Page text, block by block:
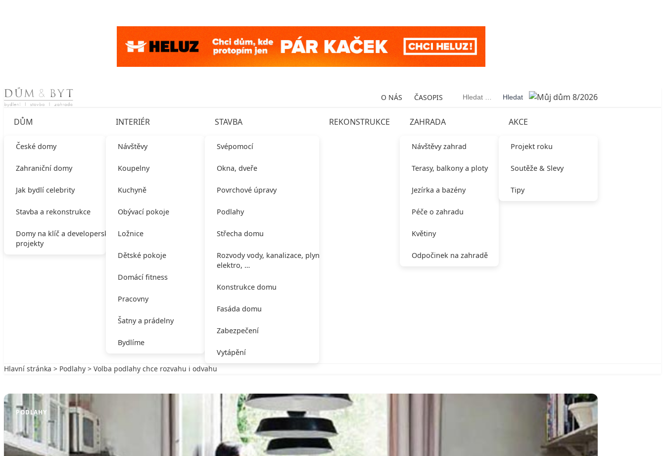
Skip to content O NÁS ČASOPIS Vyhledávání
DŮM
České domy
Zahraniční domy
Jak bydlí celebrity
Stavba a rekonstrukce
Domy na klíč a developerské
projekty
INTERIÉR
Návštěvy
Koupelny
Kuchyně
Obývací pokoje
Ložnice
Dětské pokoje
Domácí fitness
Pracovny
Šatny a prádelny
Bydlíme
STAVBA
Svépomocí
Okna, dveře
Povrchové úpravy
Podlahy
Střecha domu
Rozvody vody, kanalizace, plynu,
elektro, …
Konstrukce domu
Fasáda domu
Zabezpečení
Vytápění
REKONSTRUKCE ZAHRADA
Návštěvy zahrad
Terasy, balkony a ploty
Jezírka a bazény
Péče o zahradu
Květiny
Odpočinek na zahradě
AKCE
Projekt roku
Soutěže & Slevy
Tipy
Hlavní stránka > Podlahy > Volba podlahy chce rozvahu i odvahu
PODLAHY